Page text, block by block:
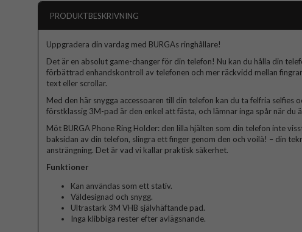
PRODUKTBESKRIVNING
Uppgradera din vardag med BURGAs ringhållare!
Det är en absolut game-changer för din telefon! Nu kan du hålla din
förbättrad enhandskontroll av telefonen och mer räckvidd mellan
text eller scrollar.
Med den här snygga accessoaren till din telefon kan du ta felfria selfies
förstklassig 3M-pad är den enkel att fästa, och lämnar inga spår när du
Möt BURGA Phone Ring Holder: den lilla hjälten som din telefon inte
baksidan av din telefon, slingra ett finger genom den och voilà! – din
ansträngning. Det är vad vi kallar praktisk säkerhet.
Funktioner
Kan användas som ett stativ.
Väldesignad och snygg.
Ultrastark 3M VHB självhäftande pad.
Inga klibbiga rester efter avlägsnande.